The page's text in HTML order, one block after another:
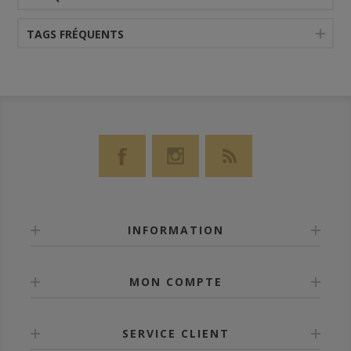
TAGS FRÉQUENTS
INFORMATION
MON COMPTE
SERVICE CLIENT